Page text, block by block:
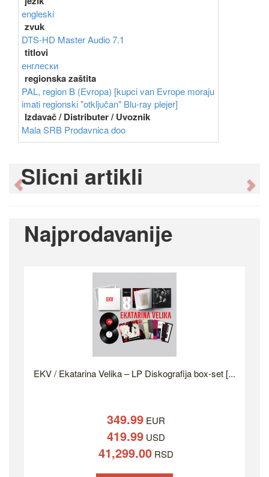
engleski
zvuk
DTS-HD Master Audio 7.1
titlovi
енглески
regionska zaštita
PAL, region B (Evropa) [kupci van Evrope moraju
imati regionski "otključan" Blu-ray plejer]
Izdavač / Distributer / Uvoznik
Mala SRB Prodavnica doo
Slicni artikli
Previous
Najprodavanije
EKV / Ekatarina Velika – LP Diskografija box-set [...
349.99 EUR
419.99 USD
41,299.00 RSD